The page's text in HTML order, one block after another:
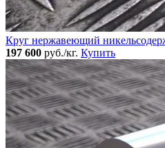
Круг нержавеющий
197 600 руб./кг. Купить